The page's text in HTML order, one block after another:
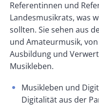
Referentinnen und
Landesmusikrats, was
sollten. Sie sehen aus
und Amateurmusik,
Ausbildung und
Musikleben.
Musikleben und
Digitalität aus der